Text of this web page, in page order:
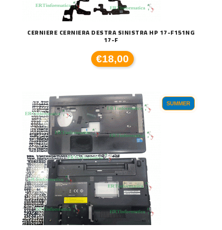
CERNIERE CERNIERA DESTRA SINISTRA HP 17-F151NG
17-F
€18,00
SUMMER